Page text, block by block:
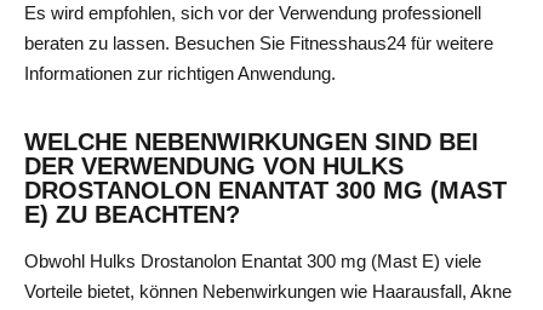
Es wird empfohlen, sich vor der Verwendung professionell
beraten zu lassen. Besuchen Sie Fitnesshaus24 für weitere
Informationen zur richtigen Anwendung.
WELCHE NEBENWIRKUNGEN SIND BEI
DER VERWENDUNG VON HULKS
DROSTANOLON ENANTAT 300 MG (MAST
E) ZU BEACHTEN?
Obwohl Hulks Drostanolon Enantat 300 mg (Mast E) viele
Vorteile bietet, können Nebenwirkungen wie Haarausfall, Akne